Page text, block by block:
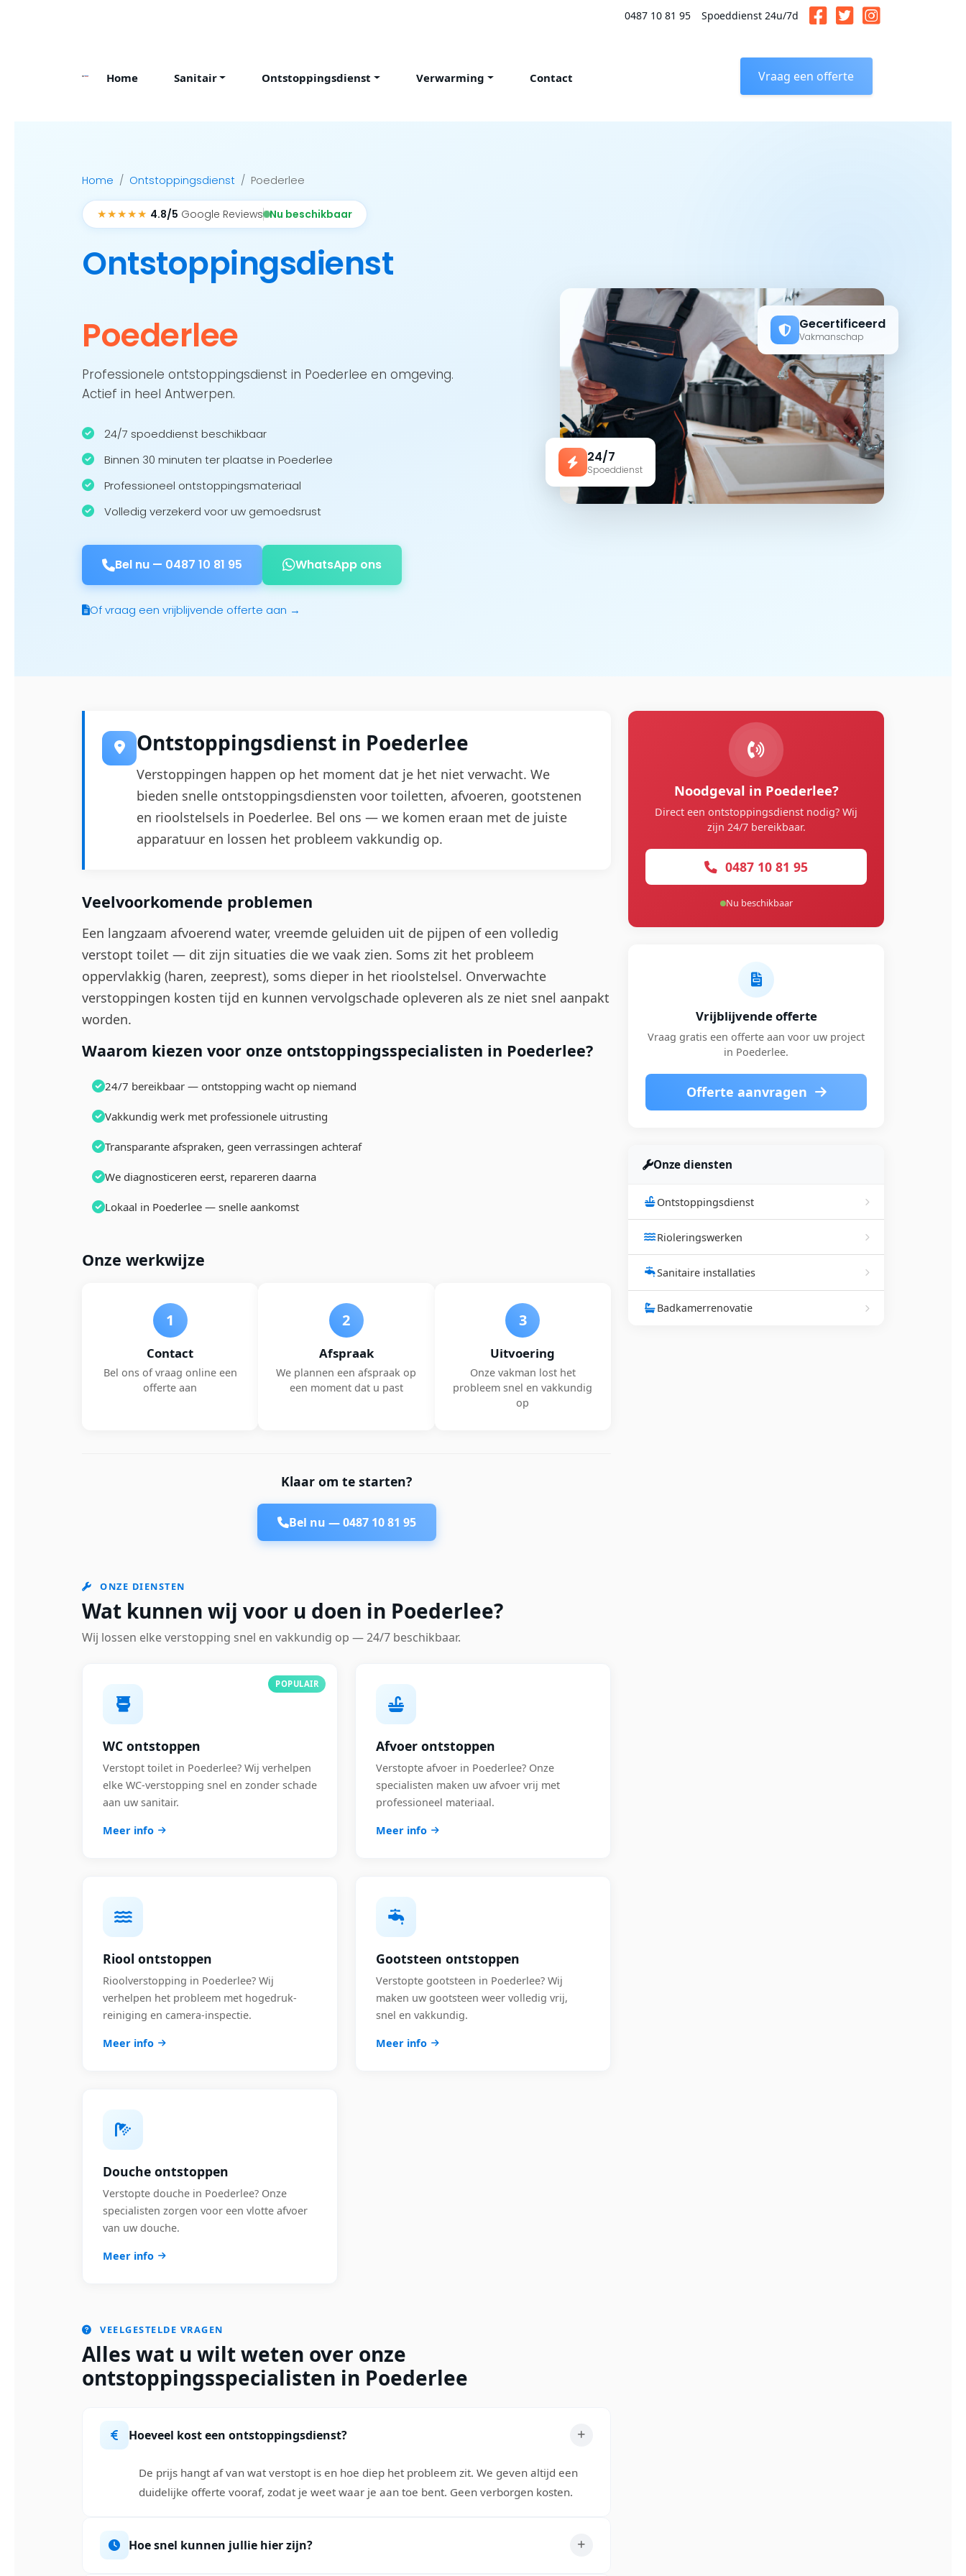
0487 10 81 95 Spoeddienst 24u/7d
Home Sanitair Ontstoppingsdienst Verwarming Contact Vraag een offerte
Home Ontstoppingsdienst Poederlee
★★★★★ 4.8/5 Google Reviews Nu beschikbaar
Ontstoppingsdienst
Poederlee
Professionele ontstoppingsdienst in Poederlee en omgeving.
Actief in heel Antwerpen.
24/7 spoeddienst beschikbaar
Binnen 30 minuten ter plaatse in Poederlee
Professioneel ontstoppingsmateriaal
Volledig verzekerd voor uw gemoedsrust
Bel nu — 0487 10 81 95 WhatsApp ons
Of vraag een vrijblijvende offerte aan →
24/7
Spoeddienst
Gecertificeerd
Vakmanschap
Ontstoppingsdienst in Poederlee
Verstoppingen happen op het moment dat je het niet verwacht. We
bieden snelle ontstoppingsdiensten voor toiletten, afvoeren, gootstenen
en rioolstelsels in Poederlee. Bel ons — we komen eraan met de juiste
apparatuur en lossen het probleem vakkundig op.
Veelvoorkomende problemen
Een langzaam afvoerend water, vreemde geluiden uit de pijpen of een volledig
verstopt toilet — dit zijn situaties die we vaak zien. Soms zit het probleem
oppervlakkig (haren, zeeprest), soms dieper in het rioolstelsel. Onverwachte
verstoppingen kosten tijd en kunnen vervolgschade opleveren als ze niet snel aanpakt
worden.
Waarom kiezen voor onze ontstoppingsspecialisten in Poederlee?
24/7 bereikbaar — ontstopping wacht op niemand
Vakkundig werk met professionele uitrusting
Transparante afspraken, geen verrassingen achteraf
We diagnosticeren eerst, repareren daarna
Lokaal in Poederlee — snelle aankomst
Onze werkwijze
1
Contact
Bel ons of vraag online een
offerte aan
2
Afspraak
We plannen een afspraak op
een moment dat u past
3
Uitvoering
Onze vakman lost het
probleem snel en vakkundig
op
Klaar om te starten?
Bel nu —0487 10 81 95
ONZE DIENSTEN
Wat kunnen wij voor u doen in Poederlee?
Wij lossen elke verstopping snel en vakkundig op — 24/7 beschikbaar.
POPULAIR
WC ontstoppen
Verstopt toilet in Poederlee? Wij verhelpen
elke WC-verstopping snel en zonder schade
aan uw sanitair.
Meer info
Afvoer ontstoppen
Verstopte afvoer in Poederlee? Onze
specialisten maken uw afvoer vrij met
professioneel materiaal.
Meer info
Riool ontstoppen
Rioolverstopping in Poederlee? Wij
verhelpen het probleem met hogedruk-
reiniging en camera-inspectie.
Meer info
Gootsteen ontstoppen
Verstopte gootsteen in Poederlee? Wij
maken uw gootsteen weer volledig vrij,
snel en vakkundig.
Meer info
Douche ontstoppen
Verstopte douche in Poederlee? Onze
specialisten zorgen voor een vlotte afvoer
van uw douche.
Meer info
VEELGESTELDE VRAGEN
Alles wat u wilt weten over onze
ontstoppingsspecialisten in Poederlee
Hoeveel kost een ontstoppingsdienst?
De prijs hangt af van wat verstopt is en hoe diep het probleem zit. We geven altijd een
duidelijke offerte vooraf, zodat je weet waar je aan toe bent. Geen verborgen kosten.
Hoe snel kunnen jullie hier zijn?
Noodgeval in Poederlee?
Direct een ontstoppingsdienst nodig? Wij
zijn 24/7 bereikbaar.
0487 10 81 95
Nu beschikbaar
Vrijblijvende offerte
Vraag gratis een offerte aan voor uw project
in Poederlee.
Offerte aanvragen
Onze diensten
Ontstoppingsdienst
Rioleringswerken
Sanitaire installaties
Badkamerrenovatie